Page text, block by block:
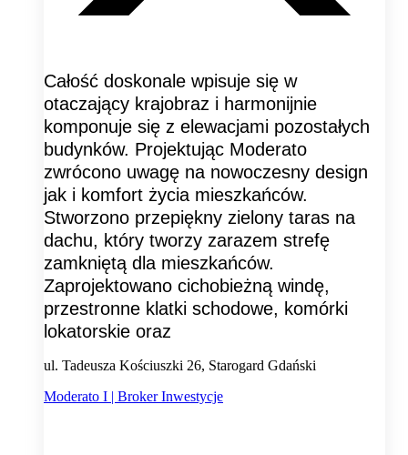
Całość doskonale wpisuje się w
otaczający krajobraz i harmonijnie
komponuje się z elewacjami pozostałych
budynków. Projektując Moderato
zwrócono uwagę na nowoczesny design
jak i komfort życia mieszkańców.
Stworzono przepiękny zielony taras na
dachu, który tworzy zarazem strefę
zamkniętą dla mieszkańców.
Zaprojektowano cichobieżną windę,
przestronne klatki schodowe, komórki
lokatorskie oraz
ul. Tadeusza Kościuszki 26, Starogard Gdański
Moderato I | Broker Inwestycje